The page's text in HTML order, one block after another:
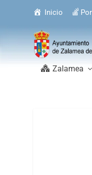
Inicio
Zalamea